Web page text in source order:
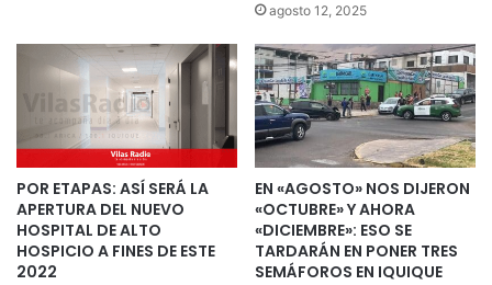
agosto 12, 2025
POR ETAPAS: ASÍ SERÁ LA
APERTURA DEL NUEVO
HOSPITAL DE ALTO
HOSPICIO A FINES DE ESTE
2022
EN «AGOSTO» NOS DIJERON
«OCTUBRE» Y AHORA
«DICIEMBRE»: ESO SE
TARDARÁN EN PONER TRES
SEMÁFOROS EN IQUIQUE